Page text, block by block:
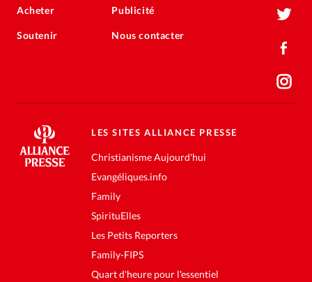
Acheter
Soutenir
Publicité
Nous contacter
LES SITES ALLIANCE PRESSE
Christianisme Aujourd'hui
Evangéliques.info
Family
SpirituElles
Les Petits Reporters
Family-FIPS
Quart d'heure pour l'essentiel